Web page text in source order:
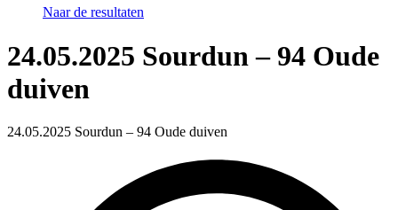
Naar de resultaten
24.05.2025 Sourdun – 94 Oude
duiven
24.05.2025 Sourdun – 94 Oude duiven